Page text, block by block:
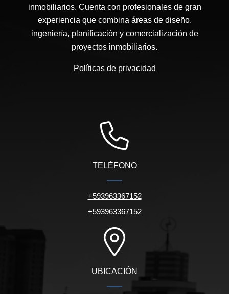
inmobiliarios. Cuenta con profesionales de gran
experiencia que combina áreas de diseño,
ingeniería, planificación y comercialización de
proyectos inmobiliarios.
Políticas de privacidad
TELÉFONO
+593963367152
+593963367152
UBICACIÓN